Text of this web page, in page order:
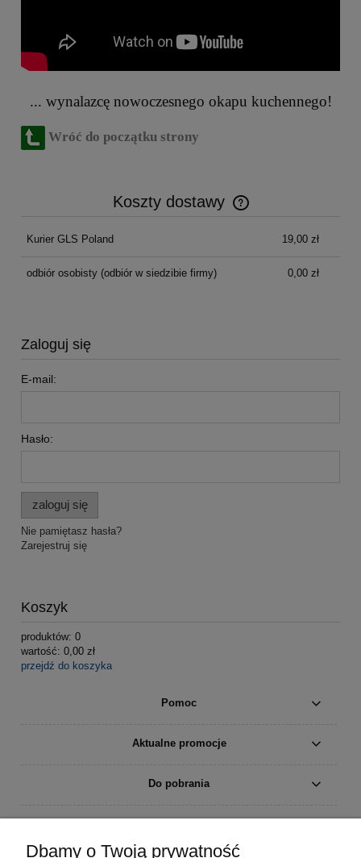
... wynalazcę nowoczesnego okapu kuchennego!
Wróć do początku strony
Koszty dostawy
Cena nie zawiera ewentualnych kosztów płatności
Kurier GLS Poland 19,00 zł
odbiór osobisty(odbiór w siedzibie firmy) 0,00 zł
Zaloguj się
E-mail:
Hasło:
zaloguj się
Nie pamiętasz hasła?
Zarejestruj się
Koszyk
produktów: 0
wartość: 0,00 zł
przejdź do koszyka
Pomoc
Aktualne promocje
Do pobrania
Dbamy o Twoją prywatność